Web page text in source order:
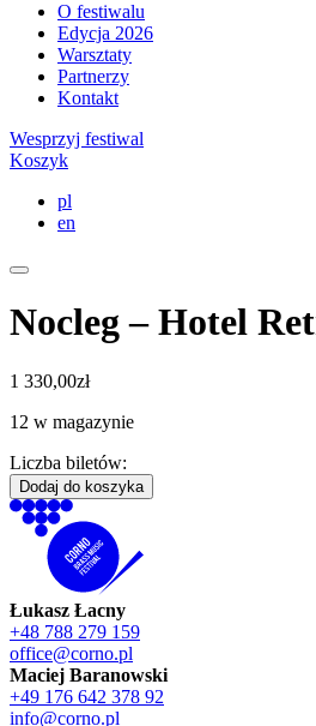
O festiwalu
Edycja 2026
Warsztaty
Partnerzy
Kontakt
Wesprzyj festiwal
Koszyk
pl
en
Nocleg – Hotel
1 330,00zł
12 w magazynie
Liczba biletów:
ilość
Nocleg
Hotel
Retro
Dodaj do koszyka
Łukasz Łacny
+48 788 279 159
office@corno.pl
Maciej Baranowski
+49 176 642 378 92
info@corno.pl